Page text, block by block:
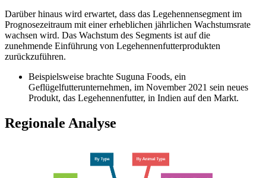
Darüber hinaus wird erwartet, dass das Legehennensegment im
Prognosezeitraum mit einer erheblichen jährlichen Wachstumsrate
wachsen wird. Das Wachstum des Segments ist auf die
zunehmende Einführung von Legehennenfutterprodukten
zurückzuführen.
Beispielsweise brachte Suguna Foods, ein
Geflügelfutterunternehmen, im November 2021 sein neues
Produkt, das Legehennenfutter, in Indien auf den Markt.
Regionale Analyse